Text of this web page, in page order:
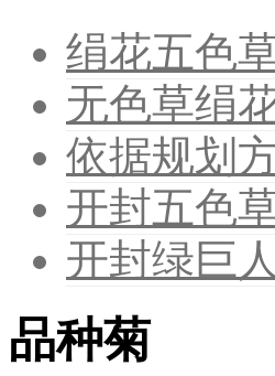
绢花五色
无色草绢
依据规划
开封五色
开封绿巨
品种菊